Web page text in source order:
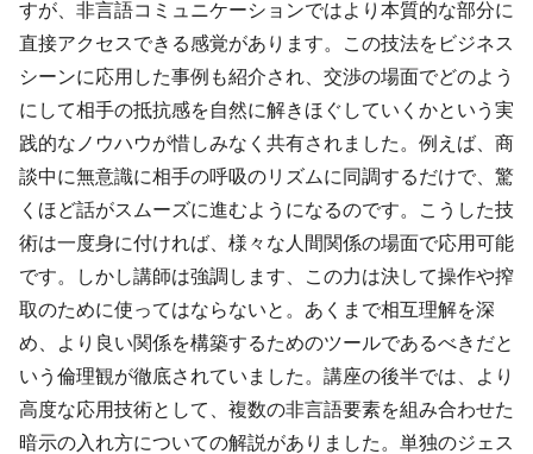
すが、非言語コミュニケーションではより本質的な部分に
直接アクセスできる感覚があります。この技法をビジネス
シーンに応用した事例も紹介され、交渉の場面でどのよう
にして相手の抵抗感を自然に解きほぐしていくかという実
践的なノウハウが惜しみなく共有されました。例えば、商
談中に無意識に相手の呼吸のリズムに同調するだけで、驚
くほど話がスムーズに進むようになるのです。こうした技
術は一度身に付ければ、様々な人間関係の場面で応用可能
です。しかし講師は強調します、この力は決して操作や搾
取のために使ってはならないと。あくまで相互理解を深
め、より良い関係を構築するためのツールであるべきだと
いう倫理観が徹底されていました。講座の後半では、より
高度な応用技術として、複数の非言語要素を組み合わせた
暗示の入れ方についての解説がありました。単独のジェス